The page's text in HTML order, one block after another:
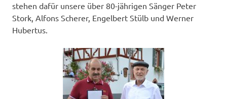
stehen dafür unsere über 80-jährigen Sänger Peter
Stork, Alfons Scherer, Engelbert Stülb und Werner
Hubertus.